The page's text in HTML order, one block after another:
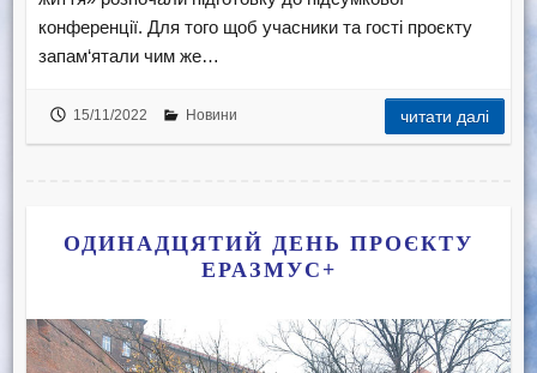
конференції. Для того щоб учасники та гості проєкту
запам‘ятали чим же…
15/11/2022 Новини читати далі
ОДИНАДЦЯТИЙ ДЕНЬ ПРОЄКТУ
ЕРАЗМУС+